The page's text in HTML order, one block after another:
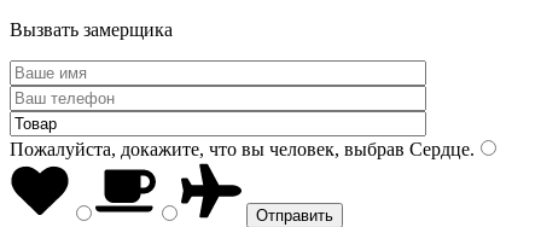
Вызвать замерщика
Пожалуйста, докажите, что вы человек, выбрав Сердце.